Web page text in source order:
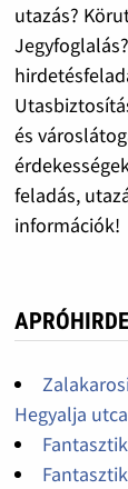
utazás?
és
feladás,
információk!
Hegyalja